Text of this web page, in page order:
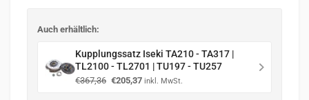
Auch erhältlich:
Kupplungssatz Iseki TA210 - TA317 |
TL2100 - TL2701 | TU197 - TU257
€367,36 Ursprünglicher
€205,37Aktueller
inkl. MwSt.